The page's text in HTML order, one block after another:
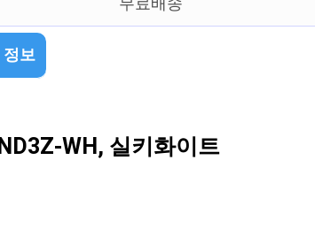
보
WH, 실키화이트